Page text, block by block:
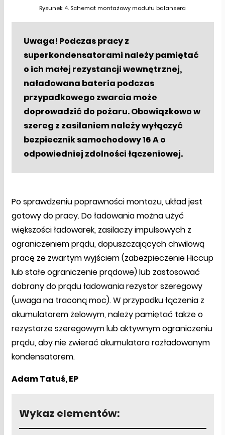
Rysunek 4. Schemat montażowy modułu balansera
Uwaga! Podczas pracy z
superkondensatorami należy pamiętać
o ich małej rezystancji wewnętrznej,
naładowana bateria podczas
przypadkowego zwarcia może
doprowadzić do pożaru. Obowiązkowo w
szereg z zasilaniem należy wyłączyć
bezpiecznik samochodowy 16 A o
odpowiedniej zdolności łączeniowej.
Po sprawdzeniu poprawności montażu, układ jest
gotowy do pracy. Do ładowania można użyć
większości ładowarek, zasilaczy impulsowych z
ograniczeniem prądu, dopuszczających chwilową
pracę ze zwartym wyjściem (zabezpieczenie Hiccup
lub stałe ograniczenie prądowe) lub zastosować
dobrany do prądu ładowania rezystor szeregowy
(uwaga na traconą moc). W przypadku łączenia z
akumulatorem żelowym, należy pamiętać także o
rezystorze szeregowym lub aktywnym ograniczeniu
prądu, aby nie zwierać akumulatora rozładowanym
kondensatorem.
Adam Tatuś, EP
Wykaz elementów: